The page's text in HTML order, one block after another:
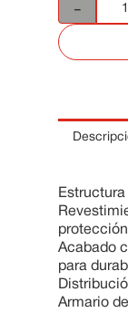
－
Acabado
para
Armario
7.
8.
10. Cama